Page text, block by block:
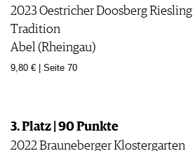
2023 Oestricher Doosberg Riesling
Tradition
Abel (Rheingau)
9,80 € | Seite 70
3. Platz | 90 Punkte
2022 Brauneberger Klostergarten